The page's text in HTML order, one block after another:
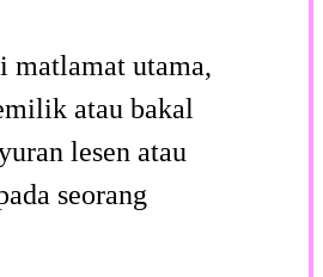
matlamat utama,
atau bakal
lesen atau
seorang